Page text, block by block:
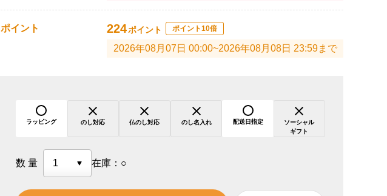
ポイント 224ポイント ポイント10倍
2026年08月07日 00:00~2026年08月08日 23:59まで
ラッピング のし対応 仏のし対応 のし名入れ 配送日指定
ソーシャル
ギフト
数量 在庫： ○